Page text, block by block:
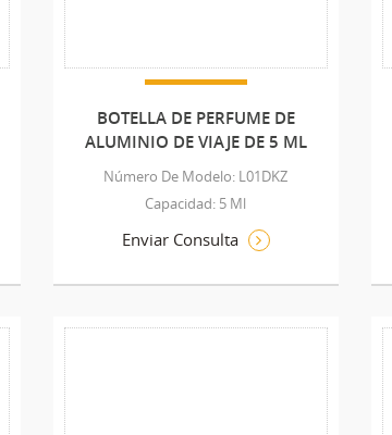
BOTELLA DE PERFUME DE
ALUMINIO DE VIAJE DE 5 ML
Número De Modelo: L01DKZ
Capacidad: 5 Ml
Enviar Consulta